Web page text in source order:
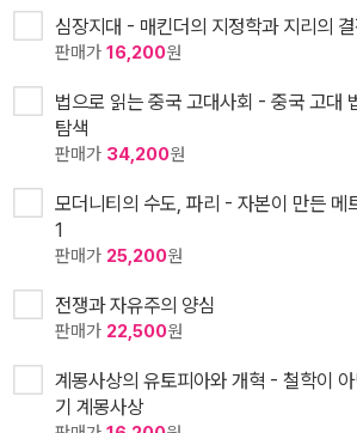
심장지대 - 매킨더의 지정학과 지리의
판매가 16,200원
법으로 읽는 중국 고대사회 - 중국 고대
탐색
판매가 34,200원
모더니티의 수도, 파리 - 자본이 만든
1
판매가 25,200원
전쟁과 자유주의 양심
판매가 22,500원
계몽사상의 유토피아와 개혁 - 철학이
기 계몽사상